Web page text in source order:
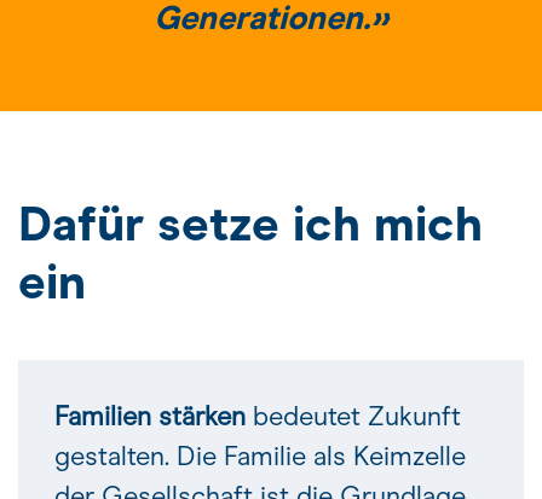
Generationen.»
Dafür setze ich mich
ein
Familien stärken bedeutet Zukunft
gestalten. Die Familie als Keimzelle